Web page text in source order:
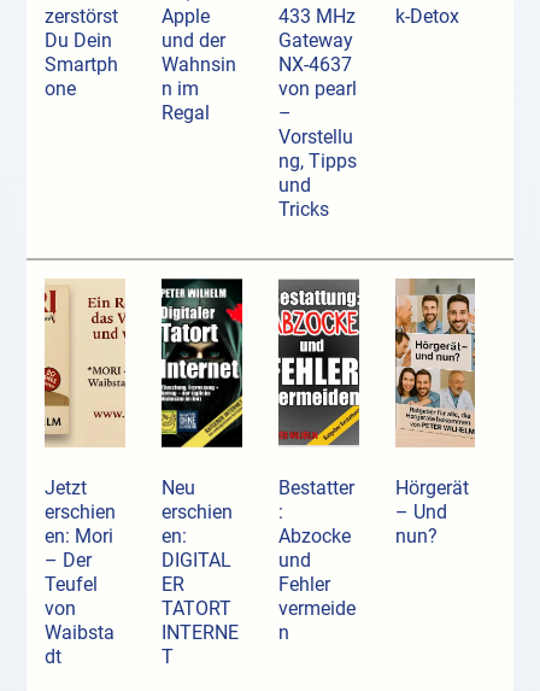
zerstörst
Du Dein
Smartph
one
Apple
und der
Wahnsin
n im
Regal
433 MHz
Gateway
NX-4637
von pearl
–
Vorstellu
ng, Tipps
und
Tricks
k-Detox
Jetzt
erschien
en: Mori
– Der
Teufel
von
Waibsta
dt
Neu
erschien
en:
DIGITAL
ER
TATORT
INTERNE
T
Bestatter
:
Abzocke
und
Fehler
vermeide
n
Hörgerät
– Und
nun?